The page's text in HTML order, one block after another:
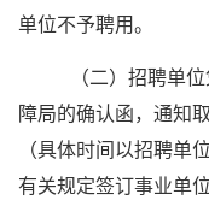
单位不予聘用。
（二）招聘单
障局的确认函，通知
（具体时间以招聘单
有关规定签订事业单